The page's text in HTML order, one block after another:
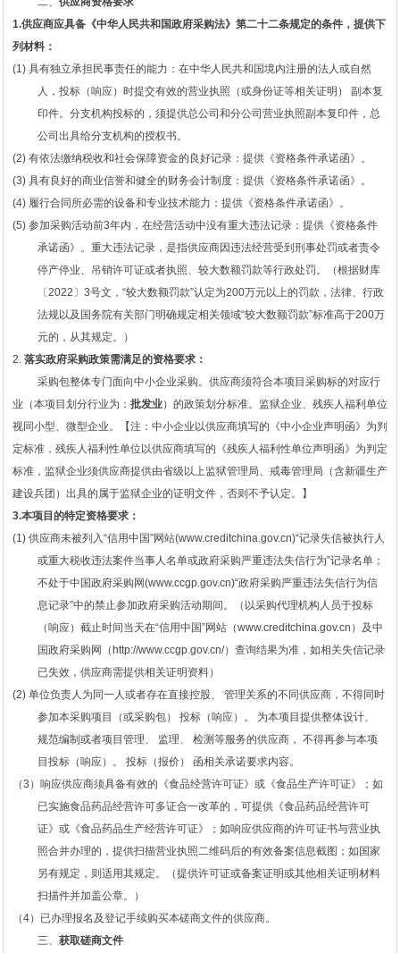
1.供应商应具备《中华人民共和国政府采购法》第二十二条规定的条件，提供下
列材料：
(1) 具有独立承担民事责任的能力： 在中华人民共和国境内注册的法人或自然
人，投标（响应）时提交有效的营业执照（或身份证等相关证明）
副本复
印件。分支机构投标的，须提供总公司和分公司营业执照副本复印件，总
公司出具给分支机构的授权书。
(2) 有依法缴纳税收和社会保障资金的良好记录：提供《资格条件承诺函》。
(3) 具有良好的商业信誉和健全的财务会计制度：提供《资格条件承诺函》。
(4) 履行合同所必需的设备和专业技术能力：提供《资格条件承诺函》。
(5) 参加采购活动前3年内，在经营活动中没有重大违法记录：提供《资格条件
承诺函》。重大违法记录，是指供应商因违法经营受到刑事处罚或者责令
停产停业、吊销许可证或者执照、较大数额罚款等行政处罚。（根据财库
〔2022〕3号文，“较大数额罚款”认定为200万元以上的罚款，法律、行政
法规以及国务院有关部门明确规定相关领域“较大数额罚款”标准高于200万
元的，从其规定。）
2. 落实政府采购政策需满足的资格要求：
采购包整体专门面向中小企业采购。供应商须符合本项目采购标的对应行
业（本项目划分行业为： 批发业）的政策划分标准。监狱企业、残疾人福利单位
视同小型、微型企业。【注：中小企业以供应商填写的《中小企业声明函》为判
定标准，残疾人福利性单位以供应商填写的《残疾人福利性单位声明函》为判定
标准，监狱企业须供应商提供由省级以上监狱管理局、戒毒管理局（含新疆生产
建设兵团）出具的属于监狱企业的证明文件，否则不予认定。】
3.本项目的特定资格要求 ：
(1) 供应商未被列入“信用中国”网站(www.creditchina.gov.cn)“记录失信被执行人
或重大税收违法案件当事人名单或政府采购严重违法失信行为”记录名单；
不处于中国政府采购网(www.ccgp.gov.cn)“政府采购严重违法失信行为信
息记录”中的禁止参加政府采购活动期间。（以采购代理机构 人员于投标
（响应）截止时间当天在“信用中国”网站（www.creditchina.gov.cn）及中
国政府采购网（http://www.ccgp.gov.cn/）查询结果为准，如相关失信记录
已失效，供应商需提供相关证明资料）
(2) 单位负责人为同一人或者存在直接控股、
管理关系的不同供应商，不得同时
参加本采购项目（或采购包）
投标（响应）。
为本项目提供整体设计、
规范编制或者项目管理、
监理、 检测等服务的供应商， 不得再参与本项
目投标（响应）。
投标（报价）
函相关承诺要求内容。
（3） 响应供应商须具备有效的《食品经营许可证》或《食品生产许可证》；如
已实施食品药品经营许可多证合一改革的，可提供《食品药品经营许可
证》或《食品药品生产经营许可证》；如响应供应商的许可证书与营业执
照合并办理的，提供扫描营业执照二维码后的有效备案信息截图；如国家
另有规定，则适用其规定。（提供许可证或备案证明或其他相关证明材料
扫描件并加盖公章。）
（4）已办理报名及登记手续购买本磋商文件的供应商。
三、 获取磋商文件